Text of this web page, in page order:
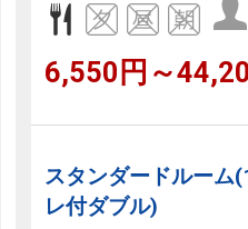
6,550円～
スタンダードルーム
レ付ダブル)